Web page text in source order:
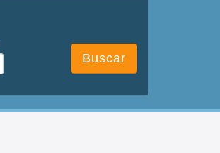
Buscar